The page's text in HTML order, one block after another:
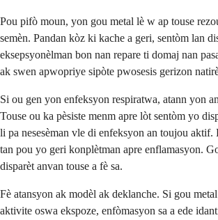
Pou pifò moun, yon gou metal lè w ap touse
semèn. Pandan kòz ki kache a geri, sentòm lan
eksepsyonèlman bon nan repare ti domaj nan
ak swen apwopriye sipòte pwosesis gerizon
Si ou gen yon enfeksyon respiratwa, atann yon
Touse ou ka pèsiste menm apre lòt sentòm yo
li pa nesesèman vle di enfeksyon an toujou aktif.
tan pou yo geri konplètman apre enflamasyon.
disparèt anvan touse a fè sa.
Fè atansyon ak modèl ak deklanche. Si gou
aktivite oswa ekspoze, enfòmasyon sa a ede